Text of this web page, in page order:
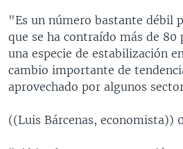
"Es un número bastante débil
que se ha contraído más de 80
una especie de estabilización
cambio importante de
aprovechado por algunos
((Luis Bárcenas, economista))